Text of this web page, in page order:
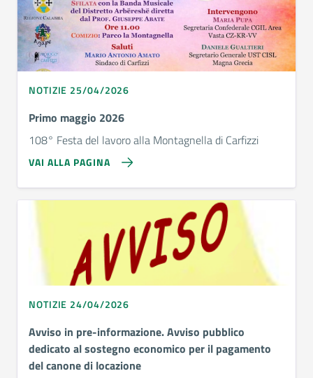
NOTIZIE 25/04/2026
Primo maggio 2026
108° Festa del lavoro alla Montagnella di Carfizzi
VAI ALLA PAGINA
NOTIZIE 24/04/2026
Avviso in pre-informazione. Avviso pubblico
dedicato al sostegno economico per il pagamento
del canone di locazione